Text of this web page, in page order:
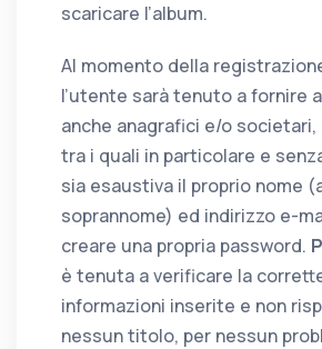
scaricare l’album.
Al momento della
l’utente sarà tenuto a fornire
anche anagrafici e/o
tra i quali in particolare e
sia esaustiva il proprio nome
soprannome) ed indirizzo e-
creare una propria password.
è tenuta a verificare la
informazioni inserite e non
nessun titolo, per nessun